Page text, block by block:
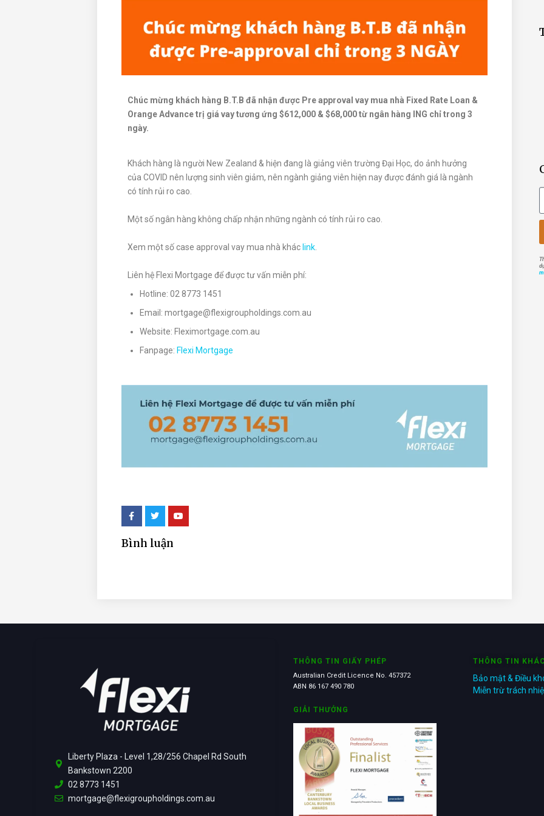
Chúc mừng khách hàng B.T.B đã nhận được Pre approval vay mua nhà Fixed Rate Loan &
Orange Advance trị giá vay tương ứng $612,000 & $68,000 từ ngân hàng ING chỉ trong 3
ngày.
Khách hàng là người New Zealand & hiện đang là giảng viên trường Đại Học, do ảnh hưởng
của COVID nên lượng sinh viên giảm, nên ngành giảng viên hiện nay được đánh giá là ngành
có tính rủi ro cao.
Một số ngân hàng không chấp nhận những ngành có tính rủi ro cao.
Xem một số case approval vay mua nhà khác link
Liên hệ Flexi Mortgage để được tư vấn miễn phí:
Hotline: 02 8773 1451
Email: mortgage@flexigroupholdings.com.au
Website: Fleximortgage.com.au
Fanpage: Flexi Mortgage
Bình luận
Liberty Plaza - Level 1,28/256 Chapel Rd South
Bankstown 2200
02 8773 1451
mortgage@flexigroupholdings.com.au
THÔNG TIN GIẤY PHÉP
Australian Credit Licence No. 457372
ABN 86 167 490 780
GIẢI THƯỞNG
THÔNG TIN
Bảo mật & Điều
Miễn trừ trách